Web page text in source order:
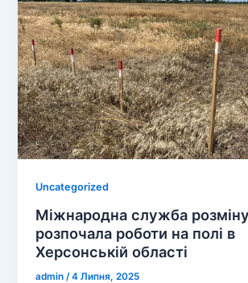
Uncategorized
Міжнародна служба
розпочала роботи на полі в
Херсонській області
admin /4 Липня, 2025